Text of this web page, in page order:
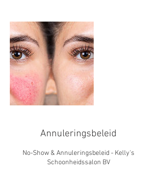
Annuleringsbeleid
No-Show & Annuleringsbeleid - Kelly's
Schoonheidssalon BV